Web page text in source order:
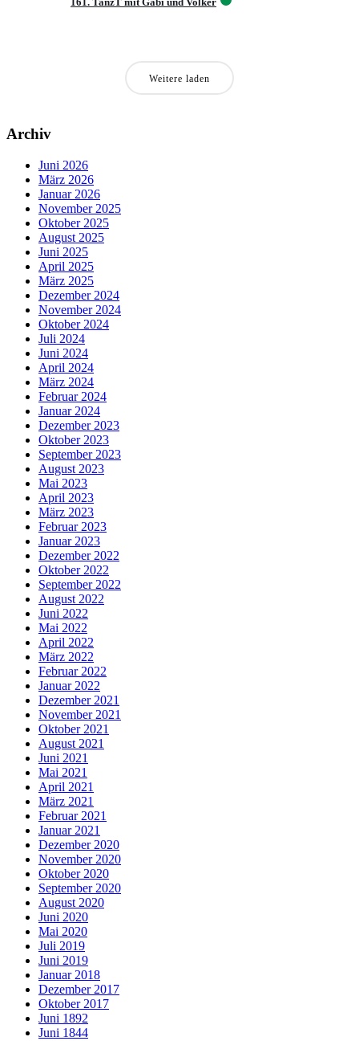
Weitere laden
Archiv
Juni 2026
März 2026
Januar 2026
November 2025
Oktober 2025
August 2025
Juni 2025
April 2025
März 2025
Dezember 2024
November 2024
Oktober 2024
Juli 2024
Juni 2024
April 2024
März 2024
Februar 2024
Januar 2024
Dezember 2023
Oktober 2023
September 2023
August 2023
Mai 2023
April 2023
März 2023
Februar 2023
Januar 2023
Dezember 2022
Oktober 2022
September 2022
August 2022
Juni 2022
Mai 2022
April 2022
März 2022
Februar 2022
Januar 2022
Dezember 2021
November 2021
Oktober 2021
August 2021
Juni 2021
Mai 2021
April 2021
März 2021
Februar 2021
Januar 2021
Dezember 2020
November 2020
Oktober 2020
September 2020
August 2020
Juni 2020
Mai 2020
Juli 2019
Juni 2019
Januar 2018
Dezember 2017
Oktober 2017
Juni 1892
Juni 1844